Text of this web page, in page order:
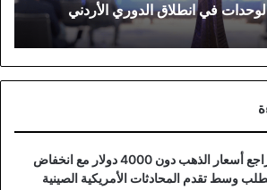
في انطلاق الدوري الأردني
تراجع أسعار الذهب دون 4000 دولار مع انخفاض
وسط تقدم المحادثات الأمريكية الصينية